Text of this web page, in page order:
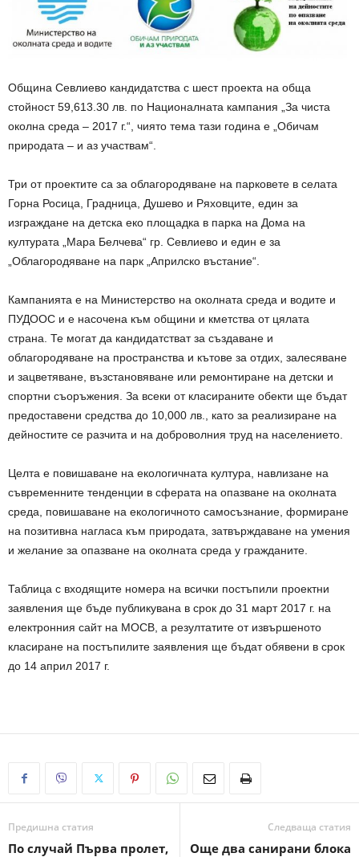
Община Севлиево кандидатства с шест проекта на обща
стойност 59,613.30 лв. по Националната кампания „За чиста
околна среда – 2017 г.“, чиято тема тази година е „Обичам
природата – и аз участвам“.
Три от проектите са за облагородяване на парковете в селата
Горна Росица, Градница, Душево и Ряховците, един за
изграждане на детска еко площадка в парка на Дома на
културата „Мара Белчева“ гр. Севлиево и един е за
„Облагородяване на парк „Априлско въстание“.
Кампанията е на Министерство на околната среда и водите и
ПУДООС и е насочена към общини и кметства от цялата
страна. Те могат да кандидатстват за създаване и
облагородяване на пространства и кътове за отдих, залесяване
и зацветяване, възстановяване или ремонтиране на детски и
спортни съоръжения. За всеки от класираните обекти ще бъдат
предоставени средства до 10,000 лв., като за реализиране на
дейностите се разчита и на доброволния труд на населението.
Целта е повишаване на екологичната култура, навлизане на
съвременните тенденции в сферата на опазване на околната
среда, повишаване на екологичното самосъзнание, формиране
на позитивна нагласа към природата, затвърждаване на умения
и желание за опазване на околната среда у гражданите.
Таблица с входящите номера на всички постъпили проектни
заявления ще бъде публикувана в срок до 31 март 2017 г. на
електронния сайт на МОСВ, а резултатите от извършеното
класиране на постъпилите заявления ще бъдат обявени в срок
до 14 април 2017 г.
Предишна статия
По случай Първа пролет,
Следваща статия
Още два санирани блока